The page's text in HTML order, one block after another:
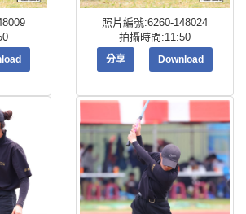
照片編號:6260-148024
拍攝時間:11:50
分享 Download